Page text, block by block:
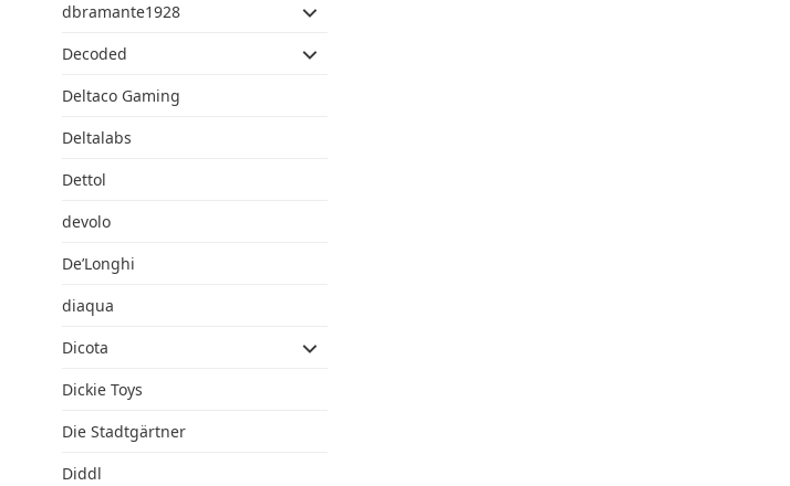
dbramante1928
Decoded
Deltaco Gaming
Deltalabs
Dettol
devolo
De’Longhi
diaqua
Dicota
Dickie Toys
Die Stadtgärtner
Diddl